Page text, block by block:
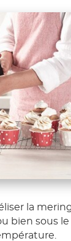
la
bien sous